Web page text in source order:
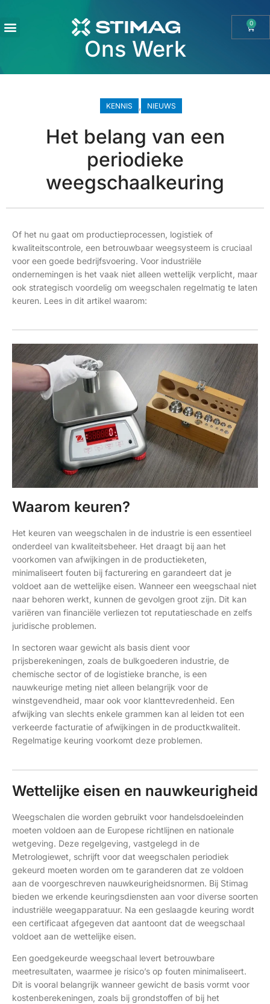
0
Ons Werk
KENNIS NIEUWS
Het belang van een
periodieke
weegschaalkeuring
Of het nu gaat om productieprocessen, logistiek of
kwaliteitscontrole, een betrouwbaar weegsysteem is cruciaal
voor een goede bedrijfsvoering. Voor industriële
ondernemingen is het vaak niet alleen wettelijk verplicht, maar
ook strategisch voordelig om weegschalen regelmatig te laten
keuren. Lees in dit artikel waarom:
Waarom keuren?
Het keuren van weegschalen in de industrie is een essentieel
onderdeel van kwaliteitsbeheer. Het draagt bij aan het
voorkomen van afwijkingen in de productieketen,
minimaliseert fouten bij facturering en garandeert dat je
voldoet aan de wettelijke eisen. Wanneer een weegschaal niet
naar behoren werkt, kunnen de gevolgen groot zijn. Dit kan
variëren van financiële verliezen tot reputatieschade en zelfs
juridische problemen.
In sectoren waar gewicht als basis dient voor
prijsberekeningen, zoals de bulkgoederen industrie, de
chemische sector of de logistieke branche, is een
nauwkeurige meting niet alleen belangrijk voor de
winstgevendheid, maar ook voor klanttevredenheid. Een
afwijking van slechts enkele grammen kan al leiden tot een
verkeerde facturatie of afwijkingen in de productkwaliteit.
Regelmatige keuring voorkomt deze problemen.
Wettelijke eisen en nauwkeurigheid
Weegschalen die worden gebruikt voor handelsdoeleinden
moeten voldoen aan de Europese richtlijnen en nationale
wetgeving. Deze regelgeving, vastgelegd in de
Metrologiewet, schrijft voor dat weegschalen periodiek
gekeurd moeten worden om te garanderen dat ze voldoen
aan de voorgeschreven nauwkeurigheidsnormen. Bij Stimag
bieden we erkende keuringsdiensten aan voor diverse soorten
industriële weegapparatuur. Na een geslaagde keuring wordt
een certificaat afgegeven dat aantoont dat de weegschaal
voldoet aan de wettelijke eisen.
Een goedgekeurde weegschaal levert betrouwbare
meetresultaten, waarmee je risico’s op fouten minimaliseert.
Dit is vooral belangrijk wanneer gewicht de basis vormt voor
kostenberekeningen, zoals bij grondstoffen of bij het